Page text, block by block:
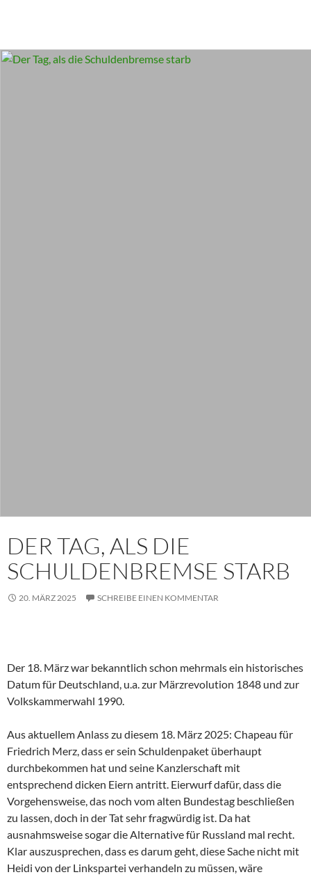
DER TAG, ALS DIE
SCHULDENBREMSE STARB
20. MÄRZ 2025 SCHREIBE EINEN KOMMENTAR
Der 18. März war bekanntlich schon mehrmals ein historisches
Datum für Deutschland, u.a. zur Märzrevolution 1848 und zur
Volkskammerwahl 1990.
Aus aktuellem Anlass zu diesem 18. März 2025: Chapeau für
Friedrich Merz, dass er sein Schuldenpaket überhaupt
durchbekommen hat und seine Kanzlerschaft mit
entsprechend dicken Eiern antritt. Eierwurf dafür, dass die
Vorgehensweise, das noch vom alten Bundestag beschließen
zu lassen, doch in der Tat sehr fragwürdig ist. Da hat
ausnahmsweise sogar die Alternative für Russland mal recht.
Klar auszusprechen, dass es darum geht, diese Sache nicht mit
Heidi von der Linkspartei verhandeln zu müssen, wäre